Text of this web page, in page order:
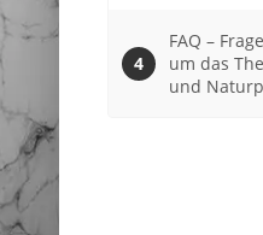
FAQ –
um das
und